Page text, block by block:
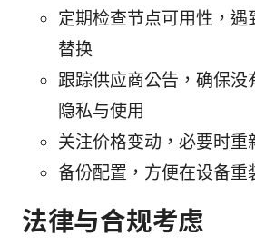
定期检查节点可用性，遇
替换
跟踪供应商公告，确保没
隐私与使用
关注价格变动，必要时重
备份配置，方便在设备重
法律与合规考虑